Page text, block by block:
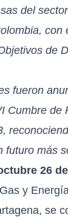
del
con
de
fueron
Cumbre de
futuro más
26
y
se